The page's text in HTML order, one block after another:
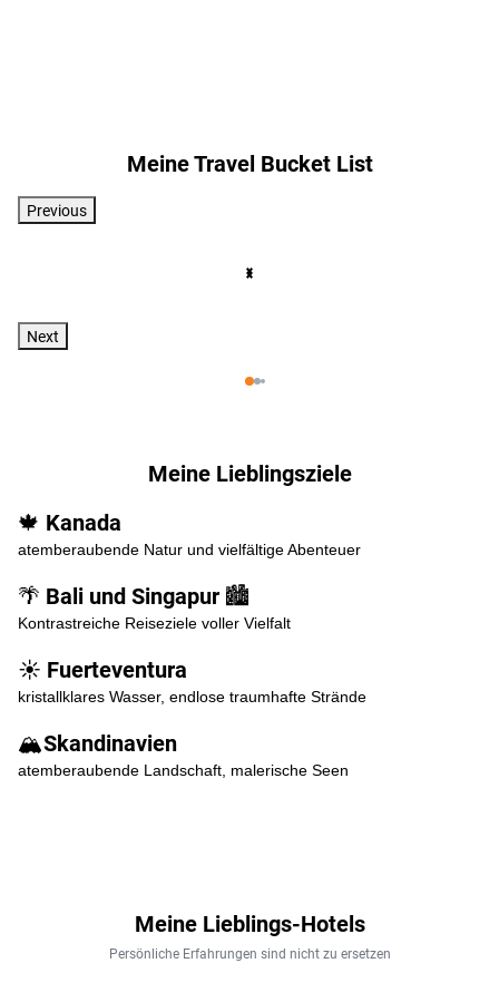
Meine Travel Bucket List
Previous
Next
Meine Lieblingsziele
🍁 Kanada
atemberaubende Natur und vielfältige Abenteuer
🌴 Bali und Singapur 🏙️
Kontrastreiche Reiseziele voller Vielfalt
☀️ Fuerteventura
kristallklares Wasser, endlose traumhafte Strände
🏔️Skandinavien
atemberaubende Landschaft, malerische Seen
Meine Lieblings-Hotels
Persönliche Erfahrungen sind nicht zu ersetzen